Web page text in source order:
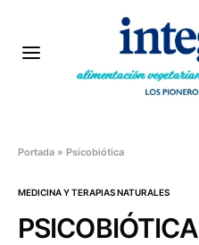
Portada » Psicobiótica
MEDICINA Y TERAPIAS NATURALES
PSICOBIÓTICA